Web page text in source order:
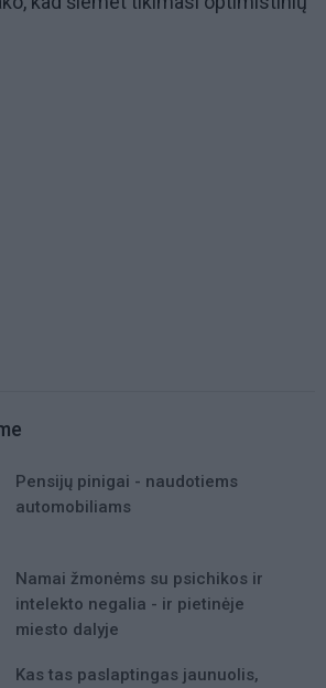
Pensijų pinigai - naudotiems
automobiliams
Namai žmonėms su psichikos ir
intelekto negalia - ir pietinėje
miesto dalyje
Kas tas paslaptingas jaunuolis,